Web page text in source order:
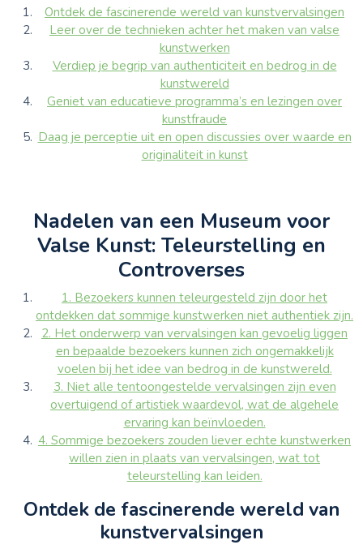
Ontdek de fascinerende wereld van kunstvervalsingen
Leer over de technieken achter het maken van valse
kunstwerken
Verdiep je begrip van authenticiteit en bedrog in de
kunstwereld
Geniet van educatieve programma’s en lezingen over
kunstfraude
Daag je perceptie uit en open discussies over waarde en
originaliteit in kunst
Nadelen van een Museum voor
Valse Kunst: Teleurstelling en
Controverses
1. Bezoekers kunnen teleurgesteld zijn door het
ontdekken dat sommige kunstwerken niet authentiek zijn.
2. Het onderwerp van vervalsingen kan gevoelig liggen
en bepaalde bezoekers kunnen zich ongemakkelijk
voelen bij het idee van bedrog in de kunstwereld.
3. Niet alle tentoongestelde vervalsingen zijn even
overtuigend of artistiek waardevol, wat de algehele
ervaring kan beïnvloeden.
4. Sommige bezoekers zouden liever echte kunstwerken
willen zien in plaats van vervalsingen, wat tot
teleurstelling kan leiden.
Ontdek de fascinerende wereld van
kunstvervalsingen